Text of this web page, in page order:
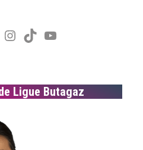
Instagram
TikTokYouTube
Ligue Butagaz